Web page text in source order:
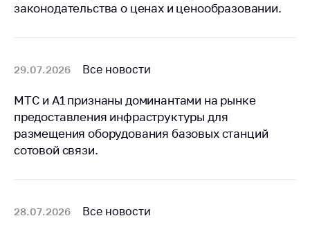
законодательства о ценах и ценообразовании.
29.07.2026 Все новости
МТС и А1 признаны доминантами на рынке
предоставления инфраструктуры для
размещения оборудования базовых станций
сотовой связи.
28.07.2026 Все новости